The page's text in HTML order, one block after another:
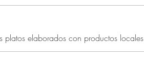
platos elaborados con productos locales